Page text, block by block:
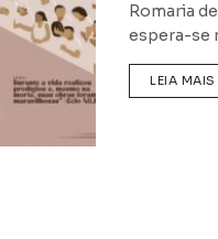
Romaria
espera-se
LEIA MAIS